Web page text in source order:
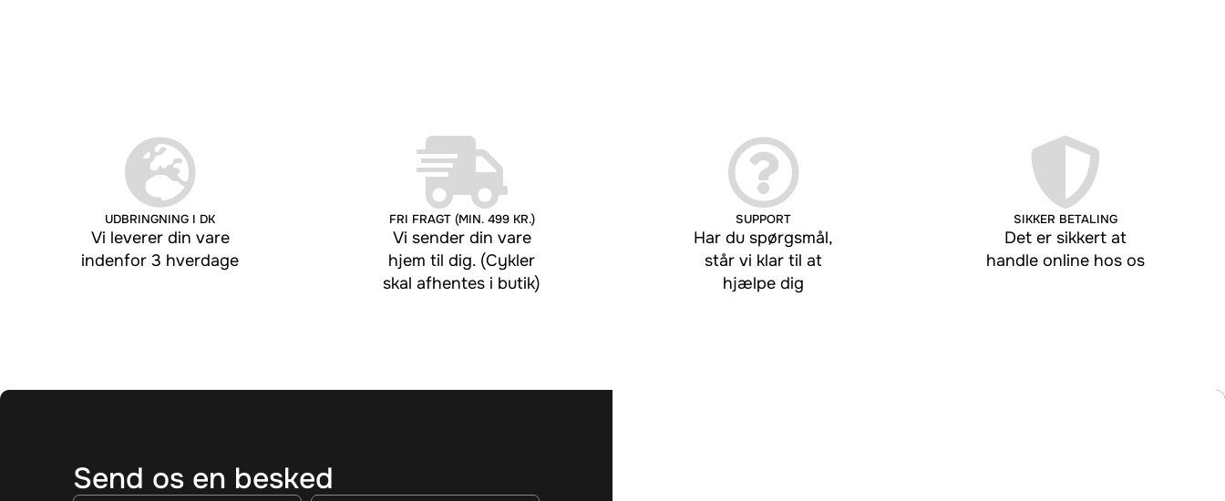
UDBRINGNING I DK
Vi leverer din vare
indenfor 3 hverdage
FRI FRAGT (MIN. 499 KR.)
Vi sender din vare
hjem til dig. (Cykler
skal afhentes i butik)
SUPPORT
Har du spørgsmål,
står vi klar til at
hjælpe dig
SIKKER BETALING
Det er sikkert at
handle online hos os
Send os en besked